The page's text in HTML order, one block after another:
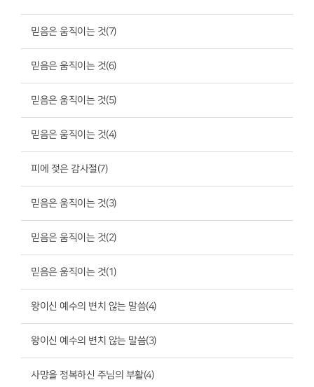
믿음은 움직이는 것(7)
믿음은 움직이는 것(6)
믿음은 움직이는 것(5)
믿음은 움직이는 것(4)
피에 젖은 감사절(7)
믿음은 움직이는 것(3)
믿음은 움직이는 것(2)
믿음은 움직이는 것(1)
왕이신 예수의 변치 않는 말씀(4)
왕이신 예수의 변치 않는 말씀(3)
사망을 정복하신 주님의 부활(4)